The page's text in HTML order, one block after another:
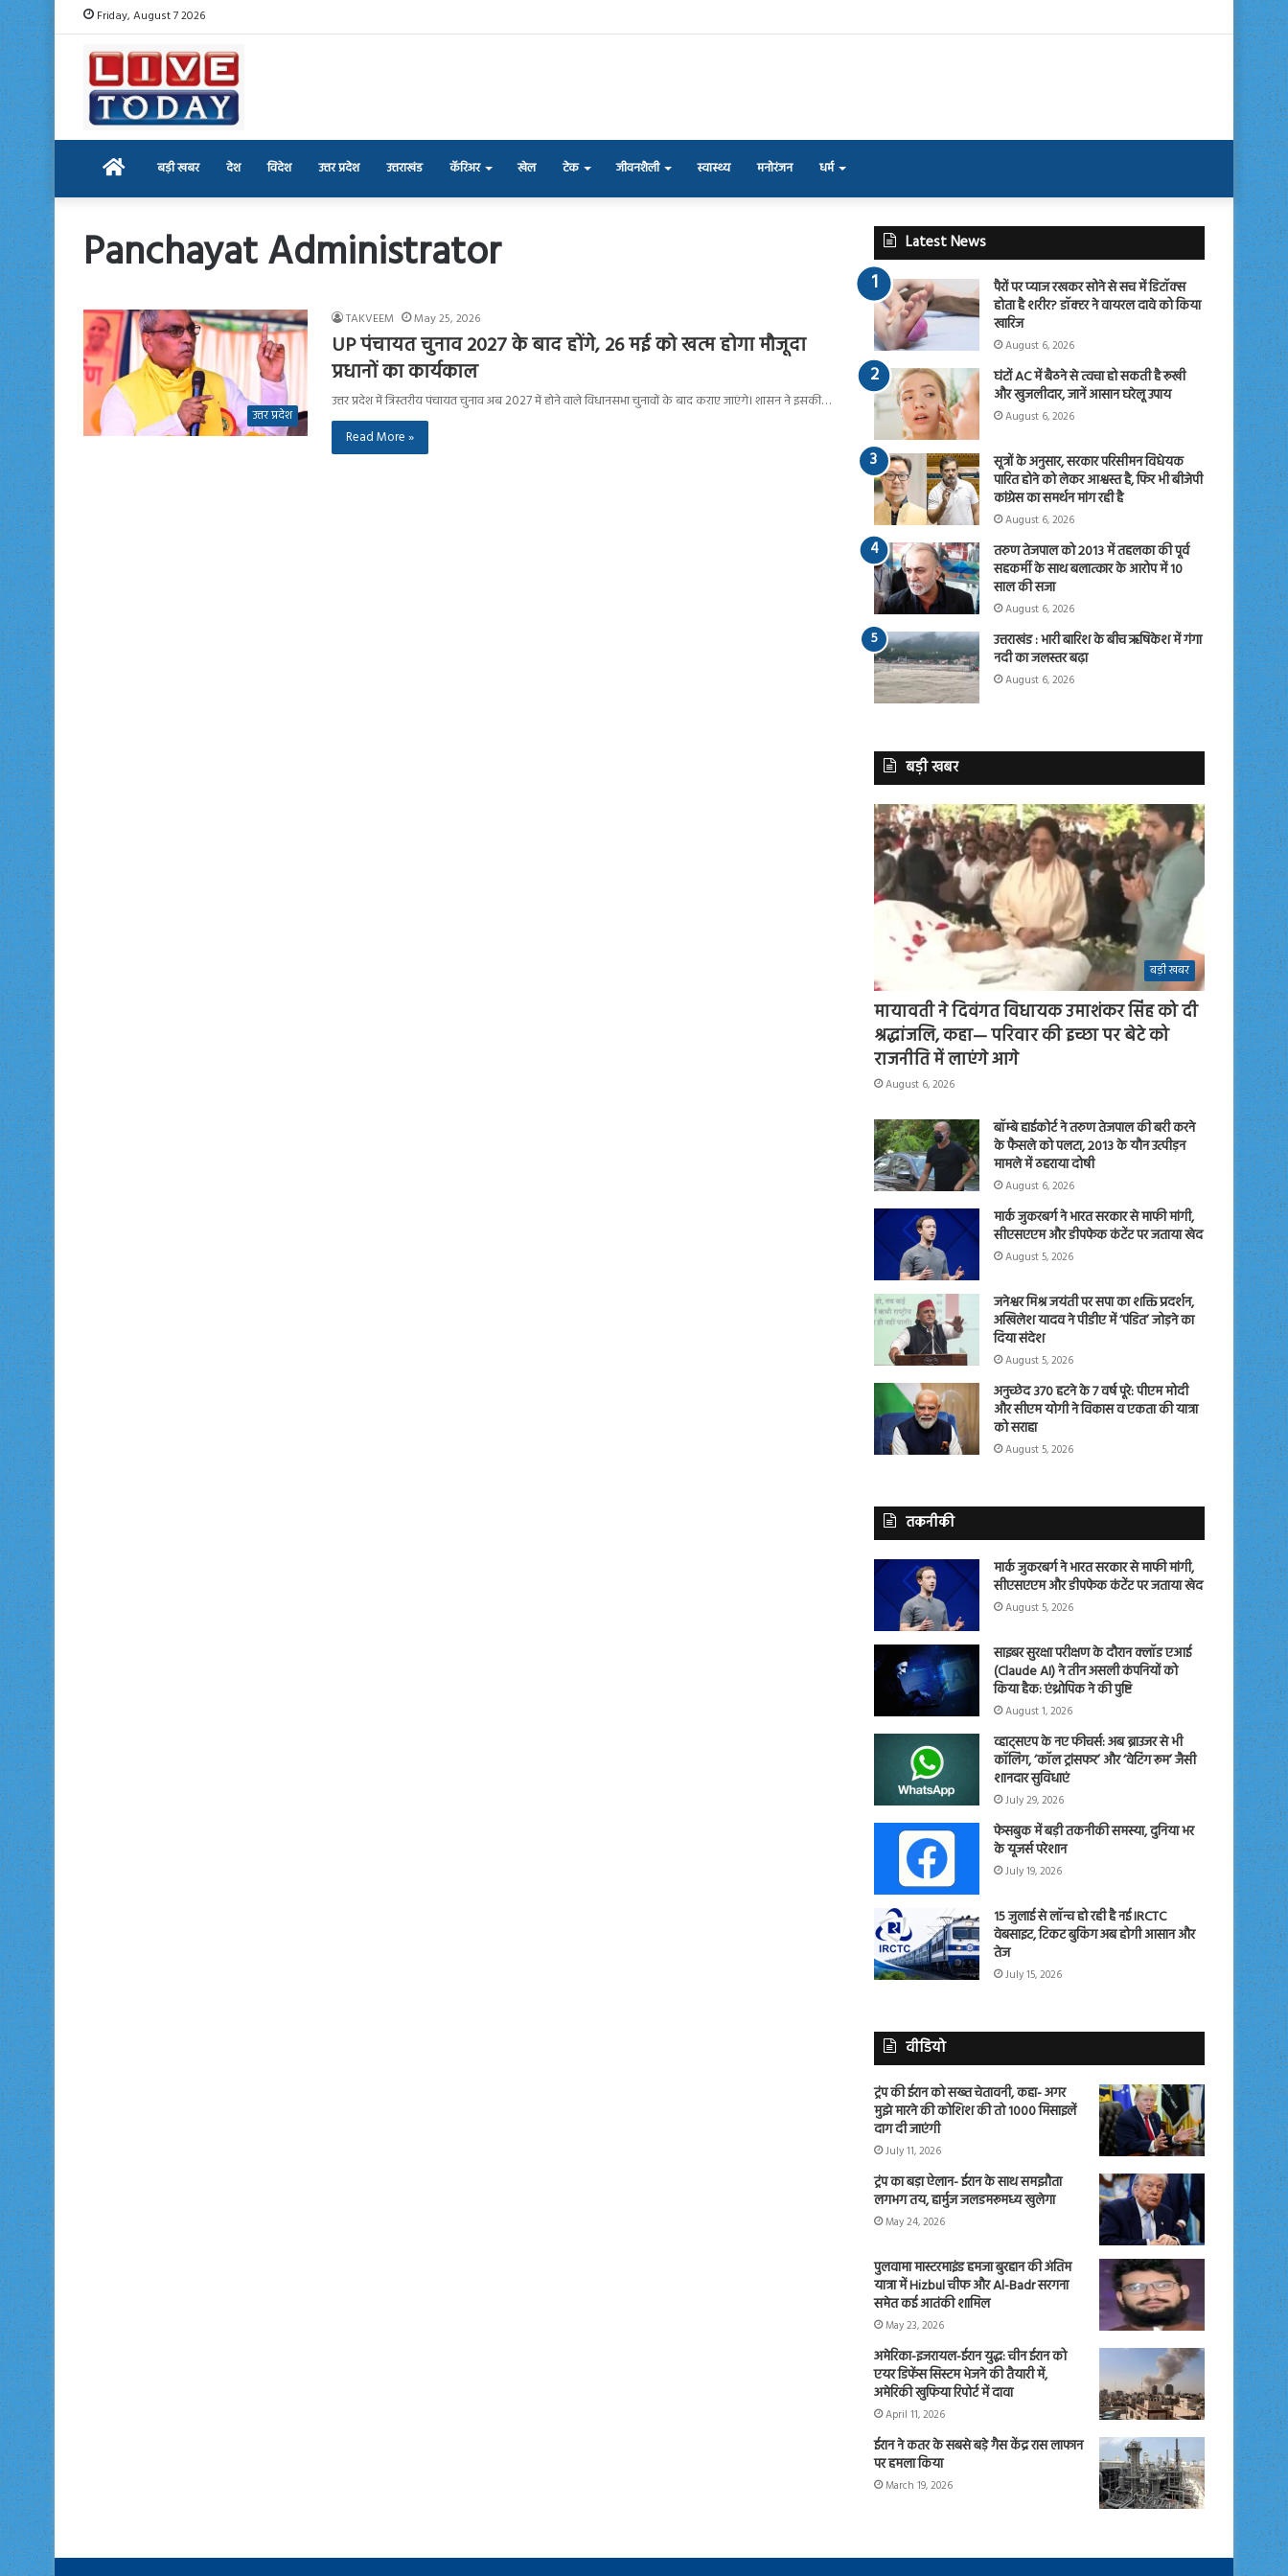
Friday, August 7 2026
Home बड़ी खबर देश विदेश उत्तर प्रदेश उत्तराखंड कॅरिअर खेल टेक जीवनशैली स्वास्थ्य मनोरंजन धर्म
Panchayat Administrator
उत्तर प्रदेश
TAKVEEM May 25, 2026
UP पंचायत चुनाव 2027 के बाद होंगे, 26 मई को खत्म होगा मौजूदा
प्रधानों का कार्यकाल
उत्तर प्रदेश में त्रिस्तरीय पंचायत चुनाव अब 2027 में होने वाले विधानसभा चुनावों के बाद कराए जाएंगे। शासन ने इसकी…
Read More »
Latest News
पैरों पर प्याज रखकर सोने से सच में डिटॉक्स
होता है शरीर? डॉक्टर ने वायरल दावे को किया
खारिज
August 6, 2026
घंटों AC में बैठने से त्वचा हो सकती है रूखी
और खुजलीदार, जानें आसान घरेलू उपाय
August 6, 2026
सूत्रों के अनुसार, सरकार परिसीमन विधेयक
पारित होने को लेकर आश्वस्त है, फिर भी बीजेपी
कांग्रेस का समर्थन मांग रही है
August 6, 2026
तरुण तेजपाल को 2013 में तहलका की पूर्व
सहकर्मी के साथ बलात्कार के आरोप में 10
साल की सजा
August 6, 2026
उत्तराखंड : भारी बारिश के बीच ऋषिकेश में गंगा
नदी का जलस्तर बढ़ा
August 6, 2026
बड़ी खबर
बड़ी खबर
मायावती ने दिवंगत विधायक उमाशंकर सिंह को दी
श्रद्धांजलि, कहा— परिवार की इच्छा पर बेटे को
राजनीति में लाएंगे आगे
August 6, 2026
बॉम्बे हाईकोर्ट ने तरुण तेजपाल की बरी करने
के फैसले को पलटा, 2013 के यौन उत्पीड़न
मामले में ठहराया दोषी
August 6, 2026
मार्क जुकरबर्ग ने भारत सरकार से माफी मांगी,
सीएसएएम और डीपफेक कंटेंट पर जताया खेद
August 5, 2026
जनेश्वर मिश्र जयंती पर सपा का शक्ति प्रदर्शन,
अखिलेश यादव ने पीडीए में ‘पंडित’ जोड़ने का
दिया संदेश
August 5, 2026
अनुच्छेद 370 हटने के 7 वर्ष पूरे: पीएम मोदी
और सीएम योगी ने विकास व एकता की यात्रा
को सराहा
August 5, 2026
तकनीकी
मार्क जुकरबर्ग ने भारत सरकार से माफी मांगी,
सीएसएएम और डीपफेक कंटेंट पर जताया खेद
August 5, 2026
साइबर सुरक्षा परीक्षण के दौरान क्लॉड एआई
(Claude AI) ने तीन असली कंपनियों को
किया हैक: एंथ्रोपिक ने की पुष्टि
August 1, 2026
व्हाट्सएप के नए फीचर्स: अब ब्राउजर से भी
कॉलिंग, ‘कॉल ट्रांसफर’ और ‘वेटिंग रूम’ जैसी
शानदार सुविधाएं
July 29, 2026
फेसबुक में बड़ी तकनीकी समस्या, दुनिया भर
के यूजर्स परेशान
July 19, 2026
15 जुलाई से लॉन्च हो रही है नई IRCTC
वेबसाइट, टिकट बुकिंग अब होगी आसान और
तेज
July 15, 2026
वीडियो
ट्रंप की ईरान को सख्त चेतावनी, कहा- अगर
मुझे मारने की कोशिश की तो 1000 मिसाइलें
दाग दी जाएंगी
July 11, 2026
ट्रंप का बड़ा ऐलान- ईरान के साथ समझौता
लगभग तय, हार्मुज जलडमरूमध्य खुलेगा
May 24, 2026
पुलवामा मास्टरमाइंड हमजा बुरहान की अंतिम
यात्रा में Hizbul चीफ और Al-Badr सरगना
समेत कई आतंकी शामिल
May 23, 2026
अमेरिका-इजरायल-ईरान युद्ध: चीन ईरान को
एयर डिफेंस सिस्टम भेजने की तैयारी में,
अमेरिकी खुफिया रिपोर्ट में दावा
April 11, 2026
ईरान ने कतर के सबसे बड़े गैस केंद्र रास लाफान
पर हमला किया
March 19, 2026